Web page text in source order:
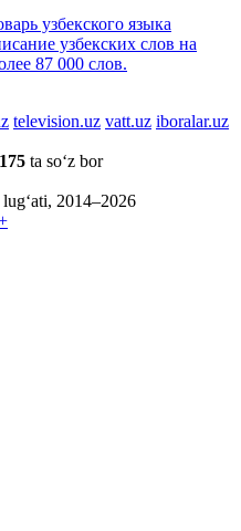
узбекского языка
узбекских слов на
87 000 слов.
television.uz vatt.uz iboralar.uz
ta so‘z bor
2014–2026